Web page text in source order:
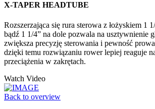
X-TAPER HEADTUBE
Rozszerzająca się rura sterowa z łożyskiem 1
bądź 1 1/4” na dole pozwala na usztywnienie
zwiększa precyzję sterowania i pewność
dzięki temu rozwiązaniu rower lepiej reaguje
przeciążenia w zakrętach.
Watch Video
Back to overview